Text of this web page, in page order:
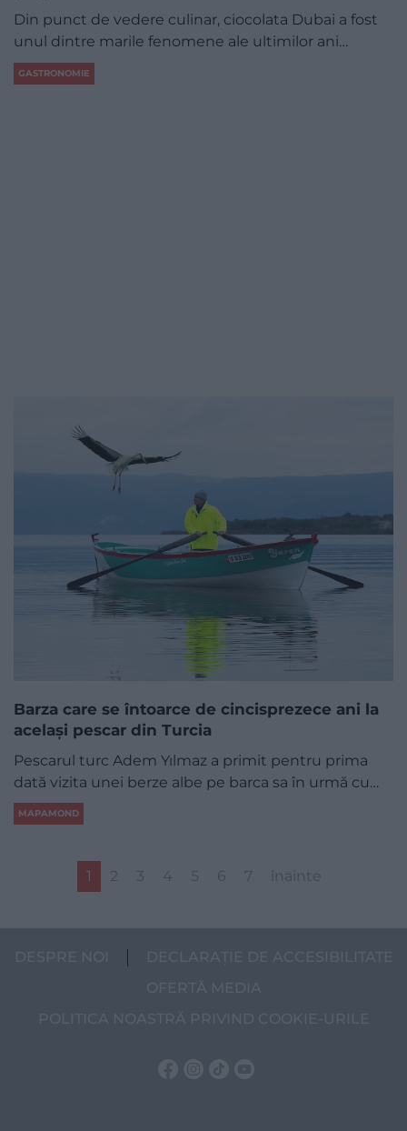
Din punct de vedere culinar, ciocolata Dubai a fost
unul dintre marile fenomene ale ultimilor ani…
GASTRONOMIE
Barza care se întoarce de cincisprezece ani la
același pescar din Turcia
Pescarul turc Adem Yılmaz a primit pentru prima
dată vizita unei berze albe pe barca sa în urmă cu…
MAPAMOND
1 2 3 4 5 6 7 înainte